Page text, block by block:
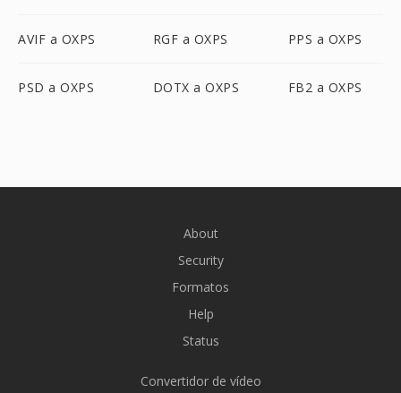
AVIF a OXPS RGF a OXPS PPS a OXPS
PSD a OXPS DOTX a OXPS FB2 a OXPS
About
Security
Formatos
Help
Status
Convertidor de vídeo